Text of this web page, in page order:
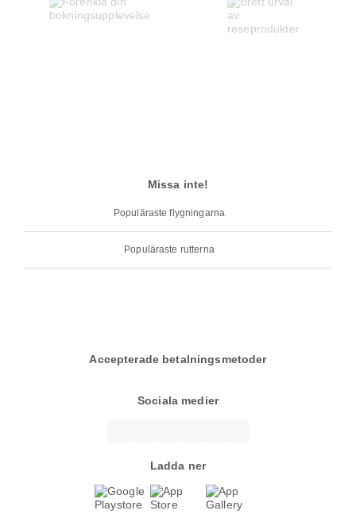
Missa inte!
Populäraste flygningarna
Populäraste rutterna
Accepterade betalningsmetoder
Sociala medier
Ladda ner